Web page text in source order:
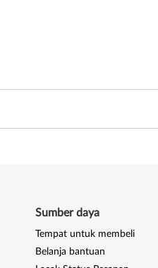
Sumber daya
Tempat untuk membeli
Belanja bantuan